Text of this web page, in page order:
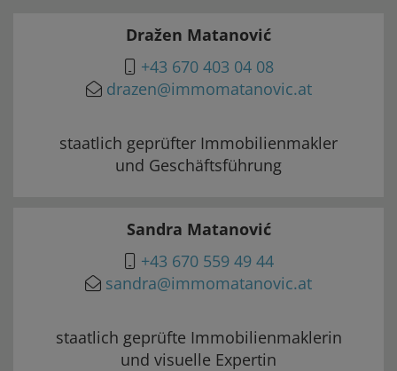
Dražen Matanović
+43 670 403 04 08
drazen@immomatanovic.at
staatlich geprüfter Immobilienmakler
und Geschäftsführung
Sandra Matanović
+43 670 559 49 44
sandra@immomatanovic.at
staatlich geprüfte Immobilienmaklerin
und visuelle Expertin